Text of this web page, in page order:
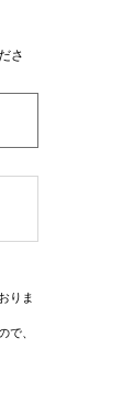
さ
りま
で、